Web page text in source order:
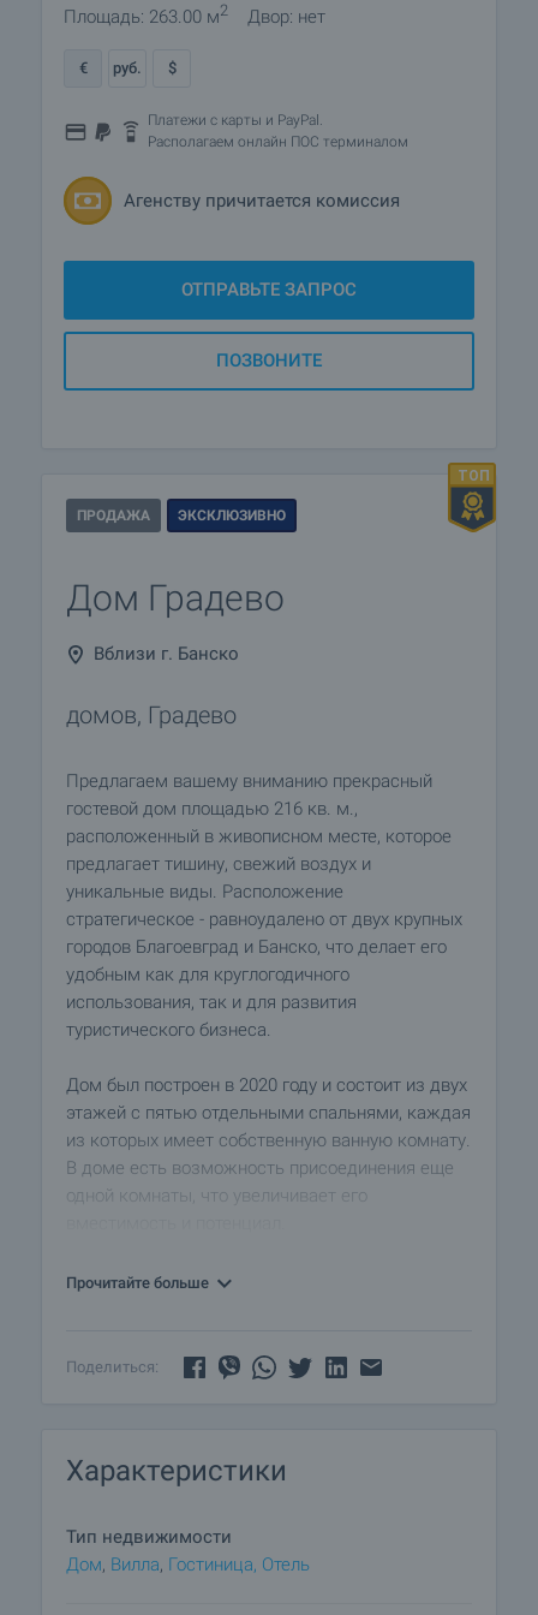
Площадь: 263.00 м2 Двор: нет
€ руб. $
Платежи с карты и PayPal.
Располагаем онлайн ПОС терминалом
Агенству причитается комиссия
ОТПРАВЬТЕ ЗАПРОС
ПОЗВОНИТЕ
ПРОДАЖА ЭКСКЛЮЗИВНО
Дом Градево
Вблизи г. Банско
домов, Градево
Предлагаем вашему вниманию прекрасный
гостевой дом площадью 216 кв. м.,
расположенный в живописном месте, которое
предлагает тишину, свежий воздух и
уникальные виды. Расположение
стратегическое - равноудалено от двух крупных
городов Благоевград и Банско, что делает его
удобным как для круглогодичного
использования, так и для развития
туристического бизнеса.
Дом был построен в 2020 году и состоит из двух
этажей с пятью отдельными спальнями, каждая
из которых имеет собственную ванную комнату.
В доме есть возможность присоединения еще
одной комнаты, что увеличивает его
Планировка
которая выходит на просторную веранду. Здесь
ванными комнатами. В одном из номеров есть
дополненные двумя террасами, с которых
открываются прекрасные панорамные виды на
Прочитайте больше
Поделиться:
Характеристики
Тип недвижимости
Дом, Вилла, Гостиница, Отель